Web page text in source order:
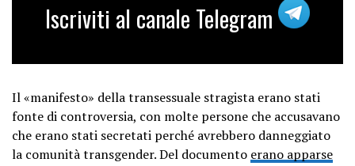
Iscriviti al canale Telegram
Il «manifesto» della transessuale stragista erano stati
fonte di controversia, con molte persone che accusavano
che erano stati secretati perché avrebbero danneggiato
la comunità transgender. Del documento erano apparse